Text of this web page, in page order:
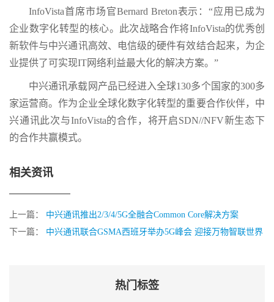
InfoVista首席市场官Bernard Breton表示：“应用已成为
企业数字化转型的核心。此次战略合作将InfoVista的优秀创
新软件与中兴通讯高效、电信级的硬件有效结合起来，为企
业提供了可实现IT网络利益最大化的解决方案。”
中兴通讯承载网产品已经进入全球130多个国家的300多
家运营商。作为企业全球化数字化转型的重要合作伙伴，中
兴通讯此次与InfoVista的合作，将开启SDN//NFV新生态下
的合作共赢模式。
相关资讯
上一篇： 中兴通讯推出2/3/4/5G全融合Common Core解决方案
下一篇： 中兴通讯联合GSMA西班牙举办5G峰会 迎接万物智联世界
热门标签